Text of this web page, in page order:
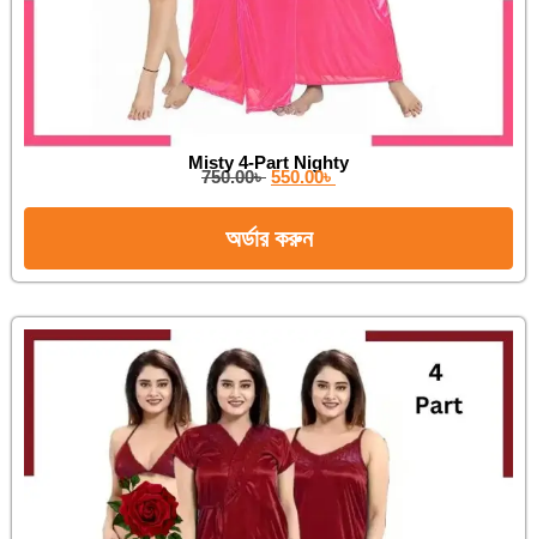
Misty 4-Part Nighty
750.00৳ 550.00৳
অর্ডার করুন